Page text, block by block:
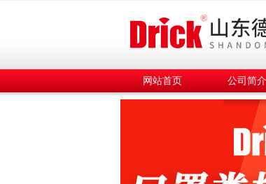
网站首页 公司简介